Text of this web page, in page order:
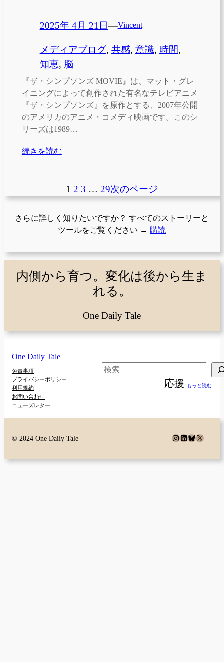
2025年 4月 21日—Vincent|
メディアブログ, 共感, 意識, 時間
知恵, 脳
『ザ・シンプソンズ MOVIE』は、マット・グレ
イニングによって創作された有名なテレビアニメ
『ザ・シンプソンズ』を原作とする、2007年公開
のアメリカのアニメ・コメディ映画です。このシ
リーズは1989…
続きを読む
1 2 3 … 29次のページ
さらに詳しく知りたいですか？ すべてのストーリーと
ツールをご覧ください → 購読
内側から育つ。変化は後から生ま
れる。
One Daily Tale
One Daily Tale
免責事項
プライバシーポリシー
利用規約
お問い合わせ
ニューズレター
検
応援 もっと読む
© 2024 One Daily Tale Instagram
LinkedIn
Bluesky
X